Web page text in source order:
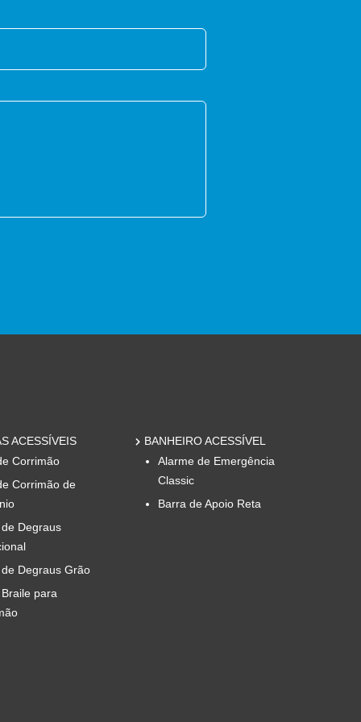
ACESSÍVEIS
Corrimão
Corrimão de
Degraus
Degraus Grão
para
BANHEIRO ACESSÍVEL
Alarme de Emergência
Classic
Barra de Apoio Reta